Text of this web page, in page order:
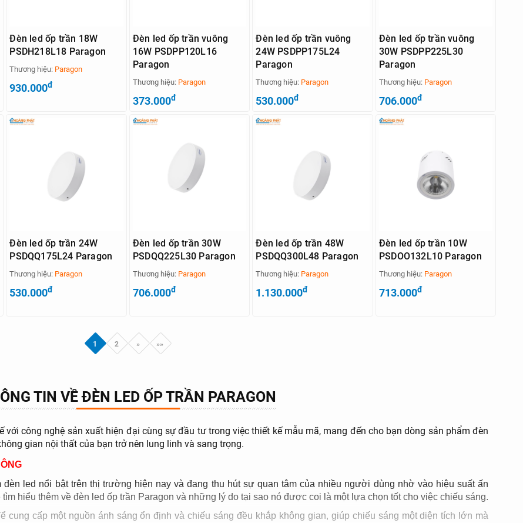
Đèn led ốp trần 18W
PSDH218L18 Paragon
Thương hiệu: Paragon
930.000đ
Đèn led ốp trần vuông
16W PSDPP120L16
Paragon
Thương hiệu: Paragon
373.000đ
Đèn led ốp trần vuông
24W PSDPP175L24
Paragon
Thương hiệu: Paragon
530.000đ
Đèn led ốp trần vuông
30W PSDPP225L30
Paragon
Thương hiệu: Paragon
706.000đ
Đèn led ốp trần 24W
PSDQQ175L24 Paragon
Thương hiệu: Paragon
530.000đ
Đèn led ốp trần 30W
PSDQQ225L30 Paragon
Thương hiệu: Paragon
706.000đ
Đèn led ốp trần 48W
PSDQQ300L48 Paragon
Thương hiệu: Paragon
1.130.000đ
Đèn led ốp trần 10W
PSDOO132L10 Paragon
Thương hiệu: Paragon
713.000đ
1 2 » »»
TIN VỀ ĐÈN LED ỐP TRẦN PARAGON
công nghệ sản xuất hiện đại cùng sự đầu tư trong việc thiết kế mẫu mã, mang đến cho bạn dòng sản phẩm đèn
gian nội thất của bạn trở nên lung linh và sang trọng.
led nổi bật trên thị trường hiện nay và đang thu hút sự quan tâm của nhiều người dùng nhờ vào hiệu suất ấn
hiểu thêm về đèn led ốp trần Paragon và những lý do tại sao nó được coi là một lựa chọn tốt cho việc chiếu sáng.
cung cấp một nguồn ánh sáng ổn định và chiếu sáng đều khắp không gian, giúp chiếu sáng một diện tích lớn mà